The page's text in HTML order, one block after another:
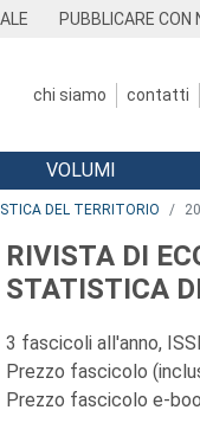
PUBBLICARE CON
chi siamo contatti
VOLUMI
DEL TERRITORIO
RIVISTA DI
STATISTICA
3 fascicoli all'anno,
Prezzo fascicolo
Prezzo fascicolo e-